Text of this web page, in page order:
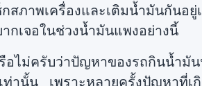
กสภาพเครื่องและเติมน้ำมันกัน
กเจอในช่วงน้ำมันแพงอย่างนี้
อไม่ครับว่าปัญหาของรถกินน้ำมั
เท่านั้น เพราะหลายครั้งปัญหาที่